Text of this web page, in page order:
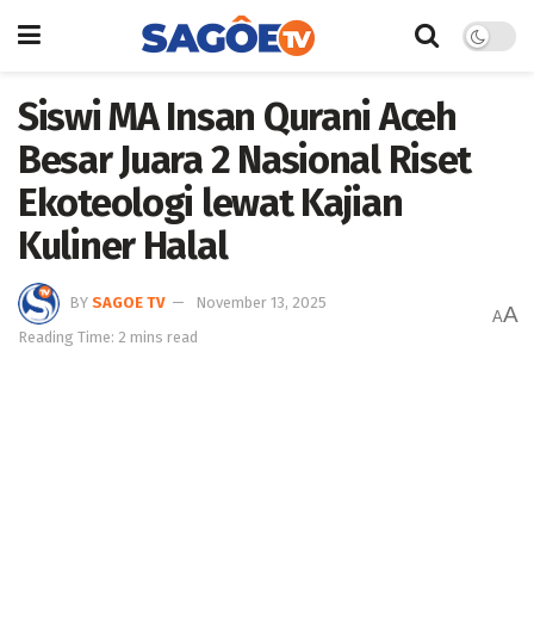
Siswi MA Insan Qurani Aceh
Besar Juara 2 Nasional Riset
Ekoteologi lewat Kajian
Kuliner Halal
BY SAGOE TV
November 13, 2025
Reading Time: 2 mins read
AA